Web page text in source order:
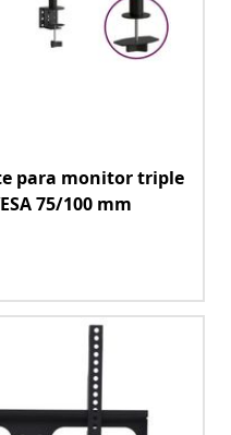
para monitor triple
75/100 mm